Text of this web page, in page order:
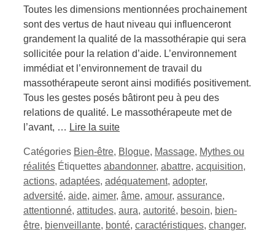
Toutes les dimensions mentionnées prochainement
sont des vertus de haut niveau qui influenceront
grandement la qualité de la massothérapie qui sera
sollicitée pour la relation d’aide. L’environnement
immédiat et l’environnement de travail du
massothérapeute seront ainsi modifiés positivement.
Tous les gestes posés bâtiront peu à peu des
relations de qualité. Le massothérapeute met de
l’avant, … Lire la suite
Catégories Bien-être, Blogue, Massage, Mythes ou
réalités Étiquettes abandonner, abattre, acquisition,
actions, adaptées, adéquatement, adopter,
adversité, aide, aimer, âme, amour, assurance,
attentionné, attitudes, aura, autorité, besoin, bien-
être, bienveillante, bonté, caractéristiques, changer,